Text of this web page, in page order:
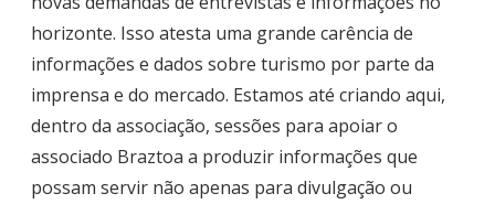
horizonte. Isso atesta uma grande carência de
informações e dados sobre turismo por parte da
imprensa e do mercado. Estamos até criando aqui,
dentro da associação, sessões para apoiar o
associado Braztoa a produzir informações que
possam servir não apenas para divulgação ou